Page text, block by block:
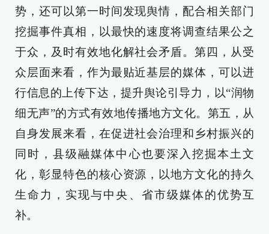
势，还可以第一时间发现舆情，配合相关部门
挖掘事件真相，以最快的速度将调查结果公之
于众，及时有效地化解社会矛盾。第四，从受
众层面来看，作为最贴近基层的媒体，可以进
行信息的上传下达，提升舆论引导力，以“润物
细无声”的方式有效地传播地方文化。第五，从
自身发展来看，在促进社会治理和乡村振兴的
同时，县级融媒体中心也要深入挖掘本土文
化，彰显特色的核心资源，以地方文化的持久
生命力，实现与中央、省市级媒体的优势互
补。